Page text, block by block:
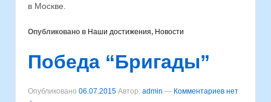
в Москве.
Опубликовано в Наши достижения, Новости
Победа “Бригады”
Опубликовано 06.07.2015 Автор: admin — Комментариев нет